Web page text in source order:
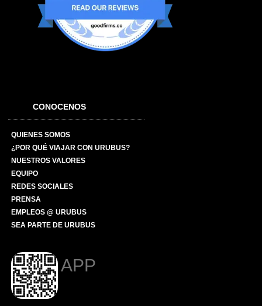
CONOCENOS
QUIENES SOMOS
¿POR QUÉ VIAJAR CON URUBUS?
NUESTROS VALORES
EQUIPO
REDES SOCIALES
PRENSA
EMPLEOS @ URUBUS
SEA PARTE DE URUBUS
APP